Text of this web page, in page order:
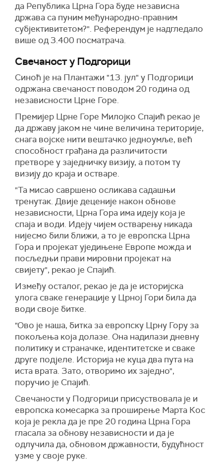
да Република Црна Гора буде независна
држава са пуним међународно-правним
субјективитетом?". Референдум је надгледало
више од 3.400 посматрача.
Свечаност у Подгорици
Синоћ је на Плантажи "13. јул" у Подгорици
одржана свечаност поводом 20 година од
независности Црне Горе.
Премијер Црне Горе Милојко Спајић рекао је
да државу јаком не чине величина територије,
снага војске нити вештачко једноумље, већ
способност грађана да различитости
претворе у заједничку визију, а потом ту
визију до краја и остваре.
"Та мисао савршено осликава садашњи
тренутак. Двије деценије након обнове
независности, Црна Гора има идеју која је
спаја и води. Идеју чијем остварењу никада
нијесмо били ближи, а то је европска Црна
Гора и пројекат уједињене Европе можда и
посљедњи прави мировни пројекат на
свијету", рекао је Спајић.
Између осталог, рекао је да је историјска
улога сваке генерације у Црној Гори била да
води своје битке.
"Ово је наша, битка за европску Црну Гору за
покољења која долазе. Она надилази дневну
политику и страначке, идентитетске и сваке
друге подјеле. Историја не куца два пута на
иста врата. Зато, отворимо их заједно",
поручио је Спајић.
Свечаности у Подгорици присуствовала је и
европска комесарка за проширење Марта Кос
која је рекла да је пре 20 година Црна Гора
гласала за обнову независности и да је
одлучила да, обновом државности, будућност
узме у своје руке.